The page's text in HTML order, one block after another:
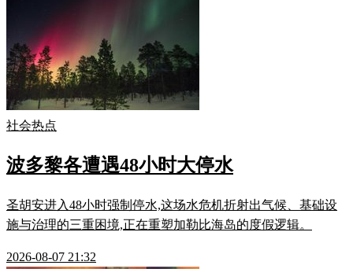
社会热点
波多黎各遭遇48小时大停水
圣胡安进入48小时强制停水,这场水危机折射出气候、基础设
施与治理的三重困境,正在重塑加勒比海岛的度假逻辑。
2026-08-07 21:32